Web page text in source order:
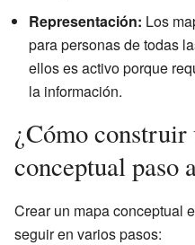
Representación: Los
para personas de todas
ellos es activo porque
la información.
¿Cómo construir
conceptual paso
Crear un mapa conceptual
seguir en varios pasos: